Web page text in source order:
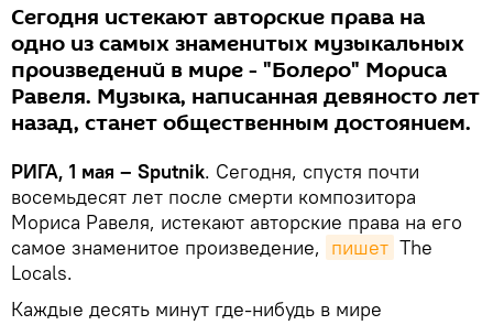
Сегодня истекают авторские права на
одно из самых знаменитых музыкальных
произведений в мире - "Болеро" Мориса
Равеля. Музыка, написанная девяносто лет
назад, станет общественным достоянием.
РИГА, 1 мая – Sputnik. Сегодня, спустя почти
восемьдесят лет после смерти композитора
Мориса Равеля, истекают авторские права на его
самое знаменитое произведение, пишет The
Locals.
Каждые десять минут где-нибудь в мире